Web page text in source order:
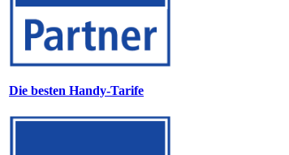
Die besten Handy-Tarife